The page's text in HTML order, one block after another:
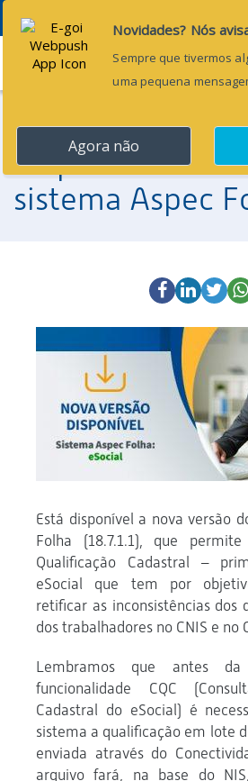
Menu
1 de agosto de 2018
Disponível nova
sistema Aspec
Está disponível a nova versão
Folha (18.7.1.1), que
Qualificação Cadastral –
eSocial que tem por
retificar as inconsistências dos
dos trabalhadores no CNIS e no
Lembramos que antes
funcionalidade CQC
Cadastral do eSocial) é
sistema a qualificação em lote
enviada através do
arquivo fará, na base do